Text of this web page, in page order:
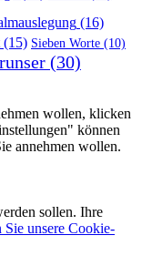
(16)
(15) Sieben Worte (10)
(30)
wollen, klicken
können
annehmen wollen.
sollen. Ihre
Sie unsere Cookie-